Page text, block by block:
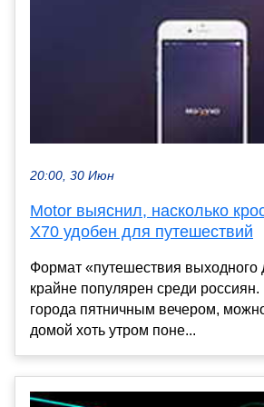
20:00, 30 Июн
Motor выяснил, насколько
X70 удобен для путешествий
Формат «путешествия выходного
крайне популярен среди
города пятничным вечером,
домой хоть утром поне...